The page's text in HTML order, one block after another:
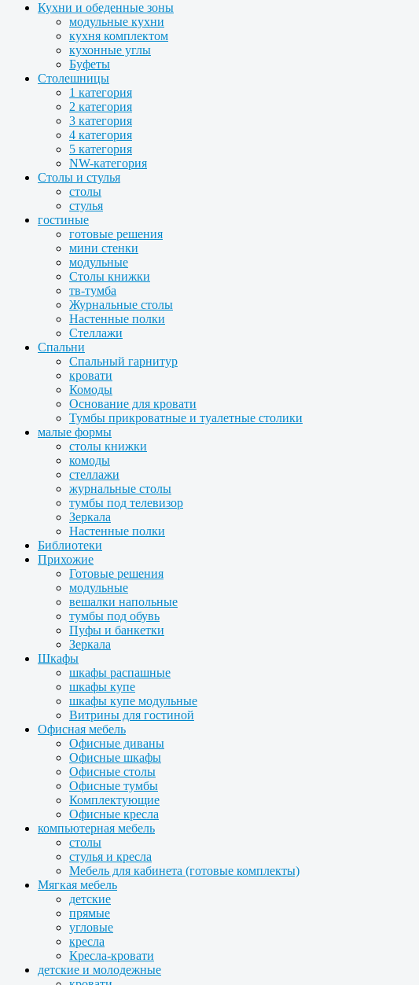
Кухни и обеденные зоны
модульные кухни
кухня комплектом
кухонные углы
Буфеты
Столешницы
1 категория
2 категория
3 категория
4 категория
5 категория
NW-категория
Столы и стулья
столы
стулья
гостиные
готовые решения
мини стенки
модульные
Столы книжки
тв-тумба
Журнальные столы
Настенные полки
Стеллажи
Спальни
Спальный гарнитур
кровати
Комоды
Основание для кровати
Тумбы прикроватные и туалетные столики
малые формы
столы книжки
комоды
стеллажи
журнальные столы
тумбы под телевизор
Зеркала
Настенные полки
Библиотеки
Прихожие
Готовые решения
модульные
вешалки напольные
тумбы под обувь
Пуфы и банкетки
Зеркала
Шкафы
шкафы распашные
шкафы купе
шкафы купе модульные
Витрины для гостиной
Офисная мебель
Офисные диваны
Офисные шкафы
Офисные столы
Офисные тумбы
Комплектующие
Офисные кресла
компьютерная мебель
столы
стулья и кресла
Мебель для кабинета (готовые комплекты)
Мягкая мебель
детские
прямые
угловые
кресла
Кресла-кровати
детские и молодежные